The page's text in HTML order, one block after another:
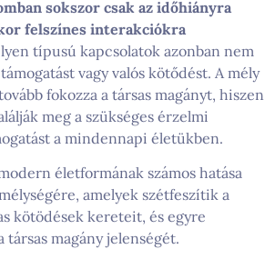
sokszor csak az időhiányra
felszínes interakciókra
típusú kapcsolatok azonban nem
vagy valós kötődést. A mély
fokozza a társas magányt, hiszen
meg a szükséges érzelmi
a mindennapi életükben.
életformának számos hatása
amelyek szétfeszítik a
kötödések kereteit, és egyre
társas magány jelenségét.